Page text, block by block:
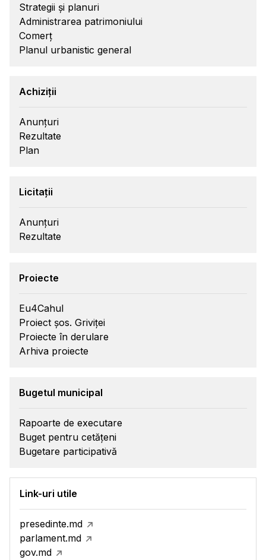
Strategii și planuri
Administrarea patrimoniului
Comerț
Planul urbanistic general
Achiziții
Anunțuri
Rezultate
Plan
Licitații
Anunțuri
Rezultate
Proiecte
Eu4Cahul
Proiect șos. Griviței
Proiecte în derulare
Arhiva proiecte
Bugetul municipal
Rapoarte de executare
Buget pentru cetățeni
Bugetare participativă
Link-uri utile
presedinte.md
parlament.md
gov.md